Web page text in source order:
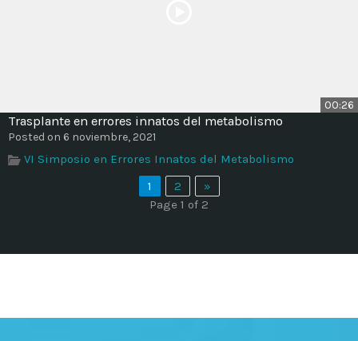
00:26
Trasplante en errores innatos del metabolismo
Posted on 6 noviembre, 2021
VI Simposio en Errores Innatos del Metabolismo
1
2
»
Page 1 of 2